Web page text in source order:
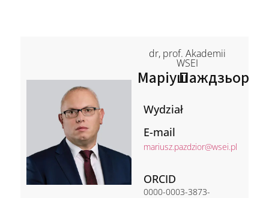
dr, prof. Akademii
WSEI
МаріушПаждзьор
Wydział
E-mail
mariusz.pazdzior@wsei.pl
ORCID
0000-0003-3873-